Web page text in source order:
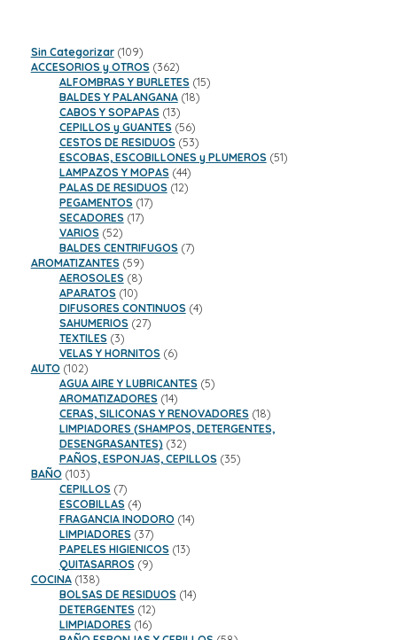
Sin Categorizar 109109
productos
ACCESORIOS y OTROS 362362
productos
ALFOMBRAS Y BURLETES 1515
BALDES Y PALANGANA 1818
CABOS Y SOPAPAS 1313
productos
CEPILLOS y GUANTES 5656
productos
CESTOS DE RESIDUOS 5353
productos
ESCOBAS, ESCOBILLONES y PLUMEROS 5151
LAMPAZOS Y MOPAS 4444
productos
PALAS DE RESIDUOS 1212
PEGAMENTOS 1717
SECADORES 1717
VARIOS 5252
productos
BALDES CENTRIFUGOS 77
AROMATIZANTES 5959
productos
AEROSOLES 88
productos
APARATOS 1010
productos
DIFUSORES CONTINUOS 44
SAHUMERIOS 2727
TEXTILES 33
productos
VELAS Y HORNITOS 66
AUTO 102102
productos
AGUA AIRE Y LUBRICANTES 55
AROMATIZADORES 1414
productos
CERAS, SILICONAS Y RENOVADORES 1818
productos
LIMPIADORES (SHAMPOS, DETERGENTES,
DESENGRASANTES) 3232
productos
PAÑOS, ESPONJAS, CEPILLOS 3535
BAÑO 103103
productos
CEPILLOS 77
productos
ESCOBILLAS 44
productos
FRAGANCIA INODORO 1414
LIMPIADORES 3737
productos
PAPELES HIGIENICOS 1313
QUITASARROS 99
COCINA 138138
productos
BOLSAS DE RESIDUOS 1414
DETERGENTES 1212
productos
LIMPIADORES 1616